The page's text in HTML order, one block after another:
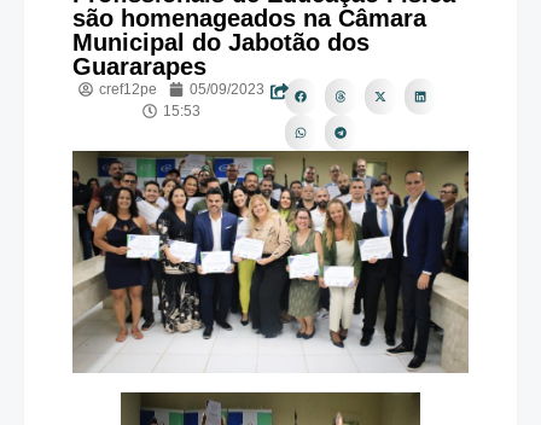
são homenageados na Câmara
Municipal do Jabotão dos
Guararapes
cref12pe
05/09/2023
15:53